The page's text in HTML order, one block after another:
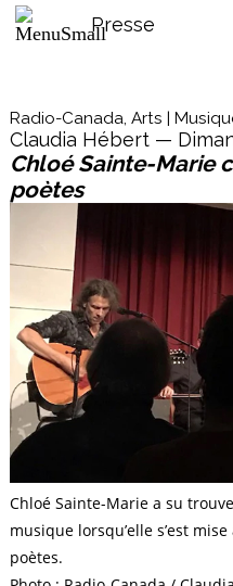
Radio-Canada, Arts |
Claudia Hébert —
Chloé Sainte-Marie
poètes
Chloé Sainte-Marie a su
musique lorsqu’elle s’est
poètes.
Presse